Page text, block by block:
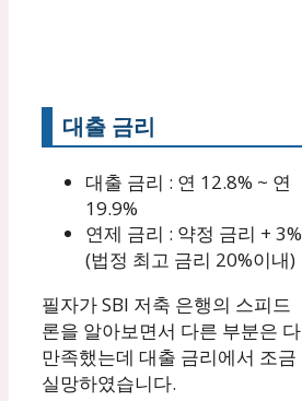
대출 금리
대출 금리 : 연 12.8% ~ 연
19.9%
연제 금리 : 약정 금리 + 3%
(법정 최고 금리 20%이내)
필자가 SBI 저축 은행의 스피드
론을 알아보면서 다른 부분은 다
만족했는데 대출 금리에서 조금
실망하였습니다.